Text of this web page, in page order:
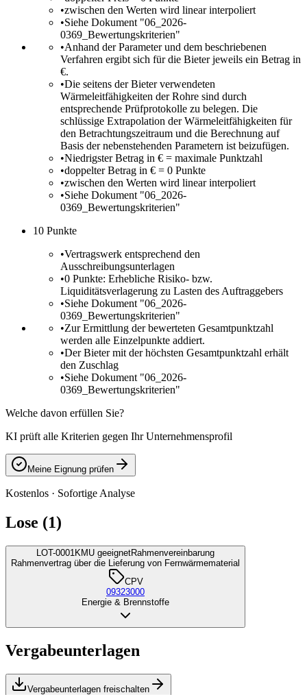
•zwischen den Werten wird linear interpoliert
•Siehe Dokument "06_2026-
0369_Bewertungskriterien"
•Anhand der Parameter und dem beschriebenen
Verfahren ergibt sich für die Bieter jeweils ein Betrag in
€.
•Die seitens der Bieter verwendeten
Wärmeleitfähigkeiten der Rohre sind durch
entsprechende Prüfprotokolle zu belegen. Die
schlüssige Extrapolation der Wärmeleitfähigkeiten für
den Betrachtungszeitraum und die Berechnung auf
Basis der nebenstehenden Parametern ist beizufügen.
•Niedrigster Betrag in € = maximale Punktzahl
•doppelter Betrag in € = 0 Punkte
•zwischen den Werten wird linear interpoliert
•Siehe Dokument "06_2026-
0369_Bewertungskriterien"
10 Punkte
•Vertragswerk entsprechend den
Ausschreibungsunterlagen
•0 Punkte: Erhebliche Risiko- bzw.
Liquiditätsverlagerung zu Lasten des Auftraggebers
•Siehe Dokument "06_2026-
0369_Bewertungskriterien"
•Zur Ermittlung der bewerteten Gesamtpunktzahl
werden alle Einzelpunkte addiert.
•Der Bieter mit der höchsten Gesamtpunktzahl erhält
den Zuschlag
•Siehe Dokument "06_2026-
0369_Bewertungskriterien"
Welche davon erfüllen Sie?
KI prüft alle Kriterien gegen Ihr Unternehmensprofil
Meine Eignung prüfen
Kostenlos · Sofortige Analyse
Lose (1)
LOT-0001KMU geeignetRahmenvereinbarung
Rahmenvertrag über die Lieferung von Fernwärmematerial
CPV
09323000
Energie & Brennstoffe
Vergabeunterlagen
Vergabeunterlagen freischalten